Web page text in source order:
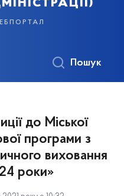
Пошук
до Міської
програми з
виховання
роки»